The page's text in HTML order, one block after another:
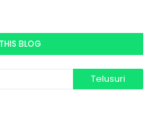
BLOG